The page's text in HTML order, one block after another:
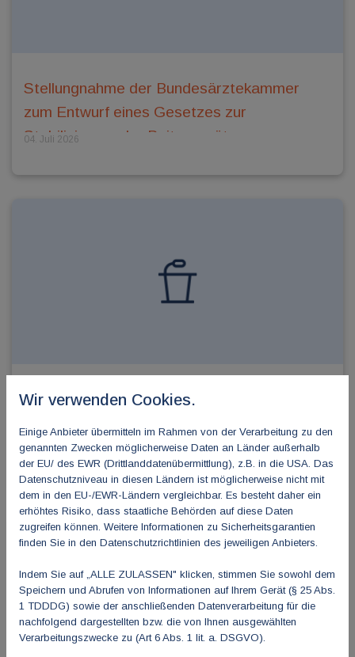
Stellungnahme der Bundesärztekammer
zum Entwurf eines Gesetzes zur
Stabilisierung der Beitragssätze vom
04. Juli 2026
Save the Date - 12. BDPM-VPK
19.09.2026
18. Juni 2026
BDPM- VPK 12. Hauptstadt-Symposium Psychosomatik 2026
Wir verwenden Cookies.
Einige Anbieter übermitteln im Rahmen von der Verarbeitung zu den
genannten Zwecken möglicherweise Daten an Länder außerhalb
der EU/ des EWR (Drittlanddatenübermittlung), z.B. in die USA. Das
Datenschutzniveau in diesen Ländern ist möglicherweise nicht mit
dem in den EU-/EWR-Ländern vergleichbar. Es besteht daher ein
erhöhtes Risiko, dass staatliche Behörden auf diese Daten
zugreifen können. Weitere Informationen zu Sicherheitsgarantien
finden Sie in den Datenschutzrichtlinien des jeweiligen Anbieters.
Indem Sie auf „ALLE ZULASSEN" klicken, stimmen Sie sowohl dem
Speichern und Abrufen von Informationen auf Ihrem Gerät (§ 25 Abs.
1 TDDDG) sowie der anschließenden Datenverarbeitung für die
nachfolgend dargestellten bzw. die von Ihnen ausgewählten
Verarbeitungszwecke zu (Art 6 Abs. 1 lit. a. DSGVO).